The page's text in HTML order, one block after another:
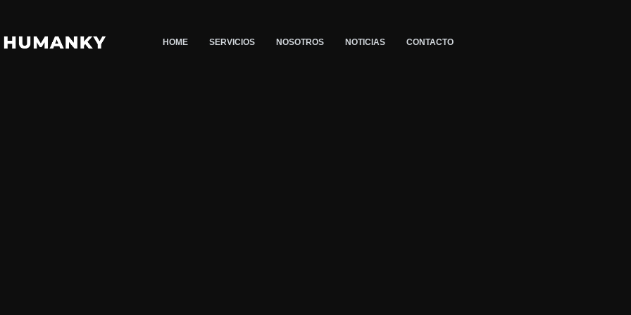
contenido
HOME SERVICIOS NOSOTROS NOTICIAS CONTACTO